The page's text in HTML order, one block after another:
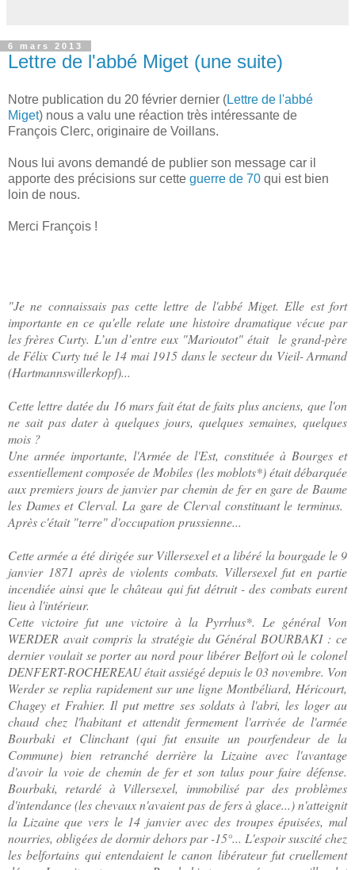
6 mars 2013
Lettre de l'abbé Miget (une suite)
Notre publication du 20 février dernier (Lettre de l'abbé
Miget) nous a valu une réaction très intéressante de
François Clerc, originaire de Voillans.
Nous lui avons demandé de publier son message car il
apporte des précisions sur cette guerre de 70 qui est bien
loin de nous.
Merci François !
"Je ne connaissais pas cette lettre de l'abbé Miget. Elle est fort
importante en ce qu'elle relate une histoire dramatique vécue par
les frères Curty. L’un d’entre eux "Marioutot" était le grand-père
de Félix Curty tué le 14 mai 1915 dans le secteur du Vieil- Armand
(Hartmannswillerkopf)...
Cette lettre datée du 16 mars fait état de faits plus anciens, que l'on
ne sait pas dater à quelques jours, quelques semaines, quelques
mois ?
Une armée importante, l'Armée de l'Est, constituée à Bourges et
essentiellement composée de Mobiles (les moblots*) était débarquée
aux premiers jours de janvier par chemin de fer en gare de Baume
les Dames et Clerval. La gare de Clerval constituant le terminus.
Après c'était "terre" d'occupation prussienne...
Cette armée a été dirigée sur Villersexel et a libéré la bourgade le 9
janvier 1871 après de violents combats. Villersexel fut en partie
incendiée ainsi que le château qui fut détruit - des combats eurent
lieu à l'intérieur.
Cette victoire fut une victoire à la Pyrrhus*. Le général Von
WERDER avait compris la stratégie du Général BOURBAKI : ce
dernier voulait se porter au nord pour libérer Belfort où le colonel
DENFERT-ROCHEREAU était assiégé depuis le 03 novembre. Von
Werder se replia rapidement sur une ligne Montbéliard, Héricourt,
Chagey et Frahier. Il put mettre ses soldats à l'abri, les loger au
chaud chez l'habitant et attendit fermement l'arrivée de l'armée
Bourbaki et Clinchant (qui fut ensuite un pourfendeur de la
Commune) bien retranché derrière la Lizaine avec l'avantage
d'avoir la voie de chemin de fer et son talus pour faire défense.
Bourbaki, retardé à Villersexel, immobilisé par des problèmes
d'intendance (les chevaux n'avaient pas de fers à glace...) n'atteignit
la Lizaine que vers le 14 janvier avec des troupes épuisées, mal
nourries, obligées de dormir dehors par -15°... L'espoir suscité chez
les belfortains qui entendaient le canon libérateur fut cruellement